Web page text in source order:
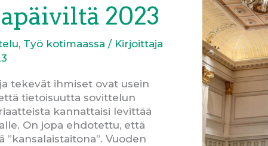
2023
, Työ kotimaassa / Kirjoittaja
tekevät ihmiset ovat usein
tietoisuutta sovittelun
kannattaisi levittää
On jopa ehdotettu, että
Vuoden